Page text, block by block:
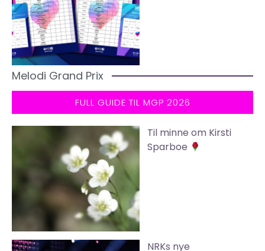
Melodi Grand Prix
FULL GUIDE TIL MGP 2026
Til minne om Kirsti
Sparboe
NRKs nye